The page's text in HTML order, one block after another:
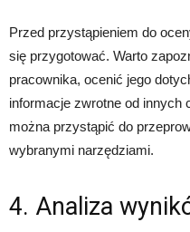
Przed przystąpieniem do
się przygotować. Warto
pracownika, ocenić jego
informacje zwrotne od innych
można przystąpić do
wybranymi narzędziami.
4. Analiza